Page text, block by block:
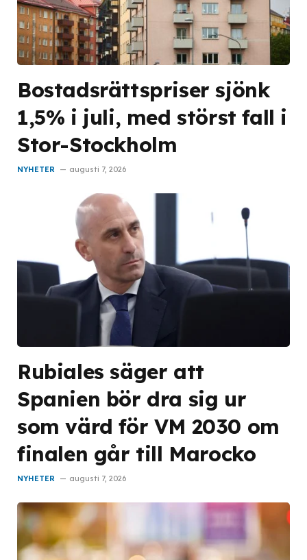
Bostadsrättspriser sjönk
1,5% i juli, med störst fall i
Stor-Stockholm
NYHETER augusti 7, 2026
Rubiales säger att
Spanien bör dra sig ur
som värd för VM 2030 om
finalen går till Marocko
NYHETER augusti 7, 2026